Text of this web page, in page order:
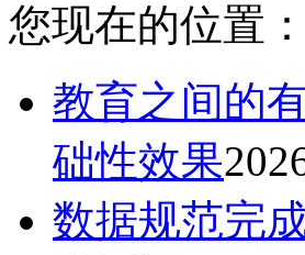
您现在的位置：
教育之间的
础性效果
数据规范完